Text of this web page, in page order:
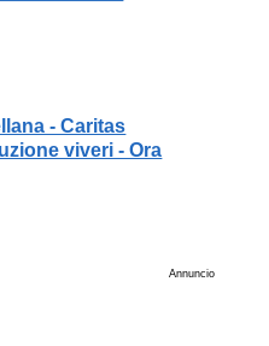
- Caritas
viveri - Ora
Annuncio